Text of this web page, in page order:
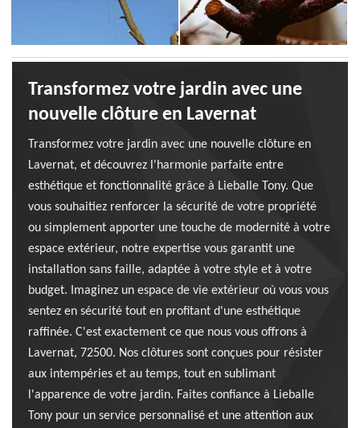
Transformez votre jardin avec une
nouvelle clôture en Lavernat
Transformez votre jardin avec une nouvelle clôture en
Lavernat, et découvrez l'harmonie parfaite entre
esthétique et fonctionnalité grâce à Lieballe Tony. Que
vous souhaitiez renforcer la sécurité de votre propriété
ou simplement apporter une touche de modernité à votre
espace extérieur, notre expertise vous garantit une
installation sans faille, adaptée à votre style et à votre
budget. Imaginez un espace de vie extérieur où vous vous
sentez en sécurité tout en profitant d'une esthétique
raffinée. C'est exactement ce que nous vous offrons à
Lavernat, 72500. Nos clôtures sont conçues pour résister
aux intempéries et au temps, tout en sublimant
l'apparence de votre jardin. Faites confiance à Lieballe
Tony pour un service personnalisé et une attention aux